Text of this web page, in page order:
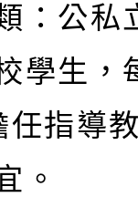
：公私
學生，
任指導
。